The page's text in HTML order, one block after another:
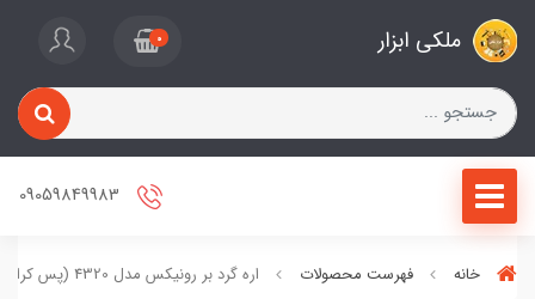
ملکی ابزار 0
خانه فهرست محصولات اره گرد بر رونیکس مدل 4320 (پس کرایه)